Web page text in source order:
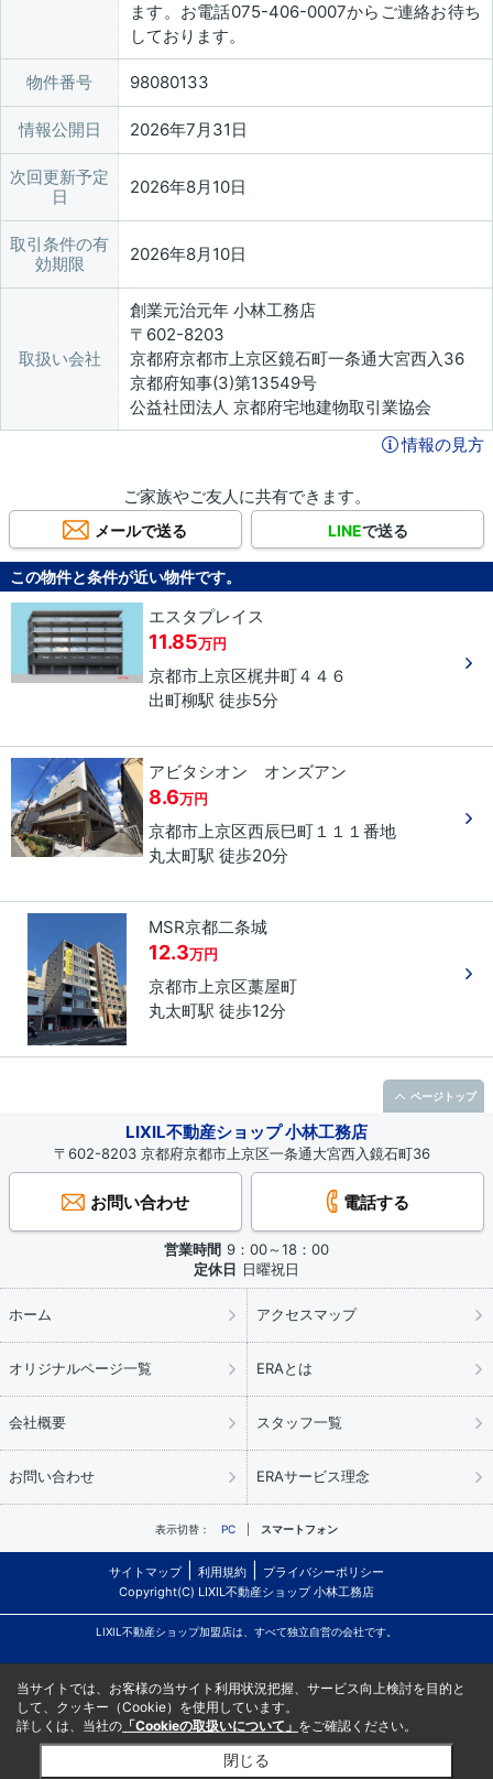
ます。お電話075-406-0007からご連絡お待ち
しております。
物件番号 98080133
情報公開日 2026年7月31日
次回更新予定
日
2026年8月10日
取引条件の有
効期限
2026年8月10日
取扱い会社
創業元治元年 小林工務店
〒602-8203
京都府京都市上京区鏡石町一条通大宮西入36
京都府知事(3)第13549号
公益社団法人 京都府宅地建物取引業協会
情報の見方
ご家族やご友人に共有できます。
メールで送る LINEで送る
この物件と条件が近い物件です。
エスタプレイス
11.85万円
京都市上京区梶井町４４６
出町柳駅 徒歩5分
アビタシオン オンズアン
8.6万円
京都市上京区西辰巳町 １１１番地
丸太町駅 徒歩20分
MSR京都二条城
12.3万円
京都市上京区藁屋町
丸太町駅 徒歩12分
LIXIL不動産ショップ 小林工務店
〒602-8203 京都府京都市上京区一条通大宮西入鏡石町36
お問い合わせ 電話する
営業時間 9：00～18：00
定休日 日曜祝日
ホーム アクセスマップ
オリジナルページ一覧 ERAとは
会社概要 スタッフ一覧
お問い合わせ ERAサービス理念
表示切替： PC スマートフォン
サイトマップ 利用規約
プライバシーポリシー
Copyright(C) LIXIL不動産ショップ 小林工務店
LIXIL不動産ショップ加盟店は、すべて独立自営の会社です。
ページトップ
当サイトでは、お客様の当サイト利用状況把握、サービス向上検討を目的と
して、クッキー（Cookie）を使用しています。
詳しくは、当社の 「Cookieの取扱いについて」 をご確認ください。
閉じる